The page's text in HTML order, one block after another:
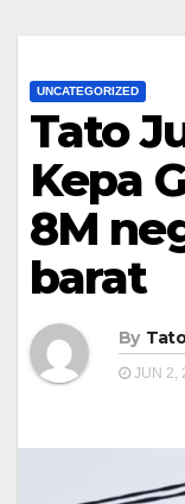
UNCATEGORIZED
Tato
Kepa
8M
barat
By
JUN 2,